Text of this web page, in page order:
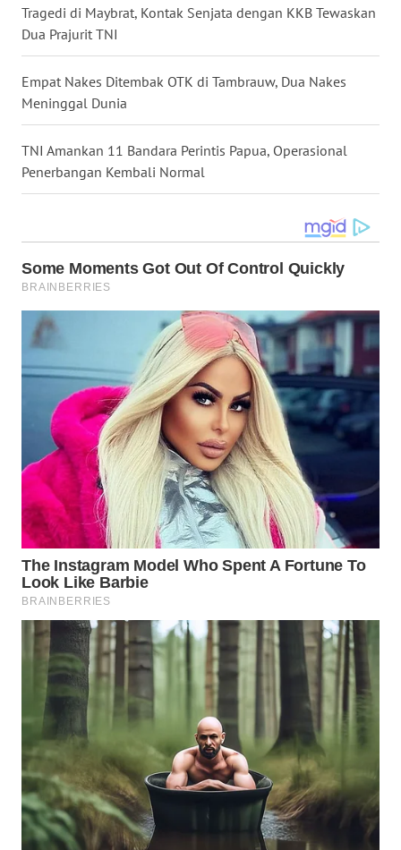
Tragedi di Maybrat, Kontak Senjata dengan KKB Tewaskan
Dua Prajurit TNI
Empat Nakes Ditembak OTK di Tambrauw, Dua Nakes
Meninggal Dunia
TNI Amankan 11 Bandara Perintis Papua, Operasional
Penerbangan Kembali Normal
SULUT
WN
MALUKU
WN
DANAU
TOBA
WN
WN
LANGKAT
TAPANULI
SELATAN
WN
TANJUNG
LESUNG
WN
KARO
WN
SIMALUNGUN
WN
LABUHANBATU
WN